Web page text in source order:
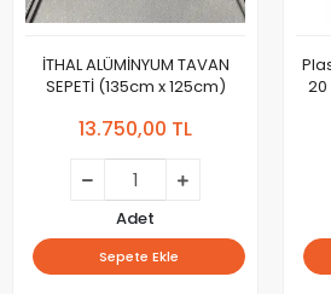
İTHAL ALÜMİNYUM TAVAN
SEPETİ (135cm x 125cm)
13.750,00 TL
Adet
Sepete Ekle
20